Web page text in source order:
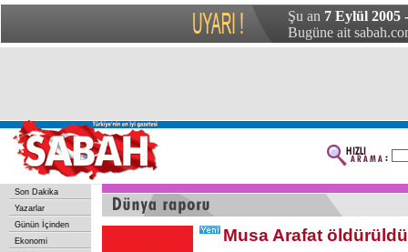
Şu an 7 Eylül 2005
Bugüne ait
Son Dakika
Yazarlar
Günün İçinden
Ekonomi
Musa Arafat öldürüldü